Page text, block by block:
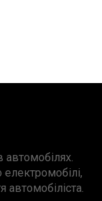
автомобілях.
автомобіліста.